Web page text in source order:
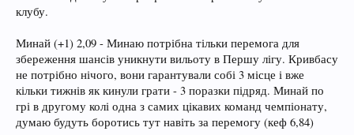
клубу.
Минай (+1) 2,09 - Минаю потрібна тільки перемога для
збереження шансів уникнути вильоту в Першу лігу. Кривбасу
не потрібно нічого, вони гарантували собі 3 місце і вже
кільки тижнів як кинули грати - 3 поразки підряд. Минай по
грі в другому колі одна з самих цікавих команд чемпіонату,
думаю будуть боротись тут навіть за перемогу (кеф 6,84)